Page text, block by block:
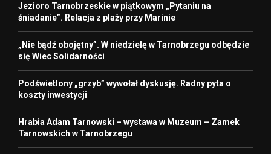
Jezioro Tarnobrzeskie w piątkowym „Pytaniu na
śniadanie”. Relacja z plaży przy Marinie
„Nie bądź obojętny”. W niedzielę w Tarnobrzegu odbędzie
się Wiec Solidarności
Podświetlony „grzyb” wywołał dyskusję. Radny pyta o
koszty inwestycji
Hrabia Adam Tarnowski – wystawa w Muzeum – Zamek
Tarnowskich w Tarnobrzegu